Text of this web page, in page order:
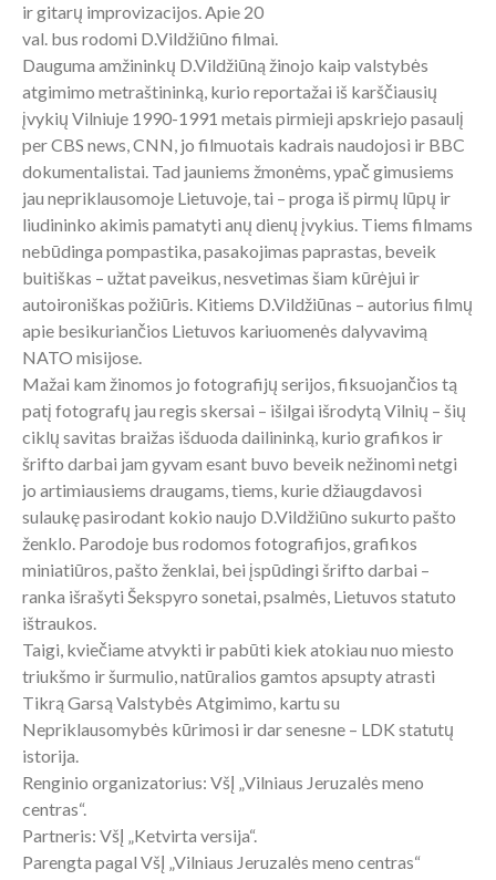
ir gitarų improvizacijos. Apie 20
val. bus rodomi D.Vildžiūno filmai.
Dauguma amžininkų D.Vildžiūną žinojo kaip valstybės
atgimimo metraštininką, kurio reportažai iš karščiausių
įvykių Vilniuje 1990-1991 metais pirmieji apskriejo pasaulį
per CBS news, CNN, jo filmuotais kadrais naudojosi ir BBC
dokumentalistai. Tad jauniems žmonėms, ypač gimusiems
jau nepriklausomoje Lietuvoje, tai – proga iš pirmų lūpų ir
liudininko akimis pamatyti anų dienų įvykius. Tiems filmams
nebūdinga pompastika, pasakojimas paprastas, beveik
buitiškas – užtat paveikus, nesvetimas šiam kūrėjui ir
autoironiškas požiūris. Kitiems D.Vildžiūnas – autorius filmų
apie besikuriančios Lietuvos kariuomenės dalyvavimą
NATO misijose.
Mažai kam žinomos jo fotografijų serijos, fiksuojančios tą
patį fotografų jau regis skersai – išilgai išrodytą Vilnių – šių
ciklų savitas braižas išduoda dailininką, kurio grafikos ir
šrifto darbai jam gyvam esant buvo beveik nežinomi netgi
jo artimiausiems draugams, tiems, kurie džiaugdavosi
sulaukę pasirodant kokio naujo D.Vildžiūno sukurto pašto
ženklo. Parodoje bus rodomos fotografijos, grafikos
miniatiūros, pašto ženklai, bei įspūdingi šrifto darbai –
ranka išrašyti Šekspyro sonetai, psalmės, Lietuvos statuto
ištraukos.
Taigi, kviečiame atvykti ir pabūti kiek atokiau nuo miesto
triukšmo ir šurmulio, natūralios gamtos apsupty atrasti
Tikrą Garsą Valstybės Atgimimo, kartu su
Nepriklausomybės kūrimosi ir dar senesne – LDK statutų
istorija.
Renginio organizatorius: VšĮ „Vilniaus Jeruzalės meno
centras“.
Partneris: VšĮ „Ketvirta versija“.
Parengta pagal VšĮ „Vilniaus Jeruzalės meno centras“